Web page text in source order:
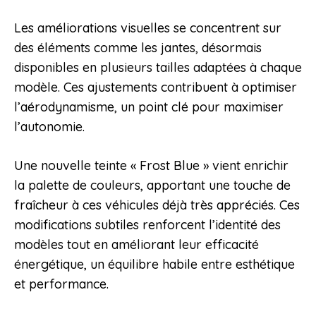
Les améliorations visuelles se concentrent sur
des éléments comme les jantes, désormais
disponibles en plusieurs tailles adaptées à chaque
modèle. Ces ajustements contribuent à optimiser
l’aérodynamisme, un point clé pour maximiser
l’autonomie.
Une nouvelle teinte « Frost Blue » vient enrichir
la palette de couleurs, apportant une touche de
fraîcheur à ces véhicules déjà très appréciés. Ces
modifications subtiles renforcent l’identité des
modèles tout en améliorant leur efficacité
énergétique, un équilibre habile entre esthétique
et performance.